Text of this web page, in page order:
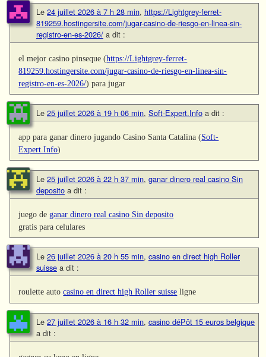
Le 24 juillet 2026 à 7 h 28 min, https://Lightgrey-ferret-
819259.hostingersite.com/jugar-casino-de-riesgo-en-linea-sin-
registro-en-es-2026/ a dit :
el mejor casino pinseque (https://Lightgrey-ferret-
819259.hostingersite.com/jugar-casino-de-riesgo-en-linea-sin-
registro-en-es-2026/) para jugar
Le 25 juillet 2026 à 19 h 06 min, Soft-Expert.Info a dit :
app para ganar dinero jugando Casino Santa Catalina (Soft-
Expert.Info)
Le 25 juillet 2026 à 22 h 37 min, ganar dinero real casino Sin
deposito a dit :
juego deganar dinero real casino Sin deposito
gratis para celulares
Le 26 juillet 2026 à 20 h 55 min, casino en direct high Roller
suisse a dit :
roulette autocasino en direct high Roller suisse ligne
Le 27 juillet 2026 à 16 h 32 min, casino déPôt 15 euros belgique
a dit :